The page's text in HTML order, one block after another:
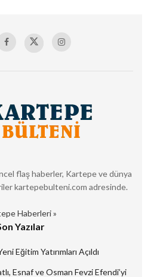
flaş haberler, Kartepe ve dünya
kartepebulteni.com adresinde.
Haberleri »
Yazılar
Eğitim Yatırımları Açıldı
Esnaf ve Osman Fevzi Efendi’yi